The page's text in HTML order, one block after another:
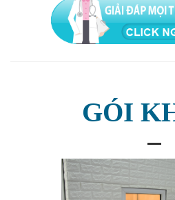
GÓI